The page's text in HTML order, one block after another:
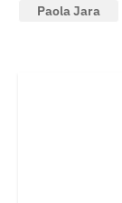
Paola Jara